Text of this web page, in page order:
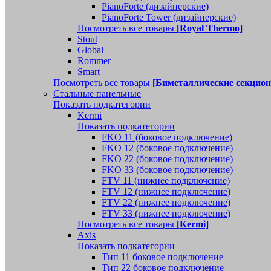
PianoForte (дизайнерские)
PianoForte Tower (дизайнерские)
Посмотреть все товары [Royal Thermo]
Stout
Global
Rommer
Smart
Посмотреть все товары [Биметаллические
Стальные панельные
Показать подкатегории
Kermi
Показать подкатегории
FKO 11 (боковое подключение)
FKO 12 (боковое подключение)
FKO 22 (боковое подключение)
FKO 33 (боковое подключение)
FTV 11 (нижнее подключение)
FTV 12 (нижнее подключение)
FTV 22 (нижнее подключение)
FTV 33 (нижнее подключение)
Посмотреть все товары [Kermi]
Axis
Показать подкатегории
Тип 11 боковое подключение
Тип 22 боковое подключение